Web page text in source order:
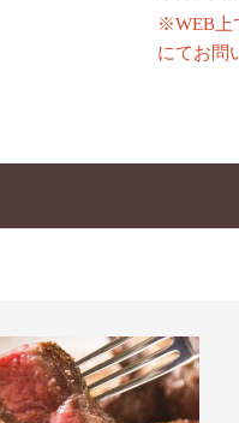
※WEB上
にてお問